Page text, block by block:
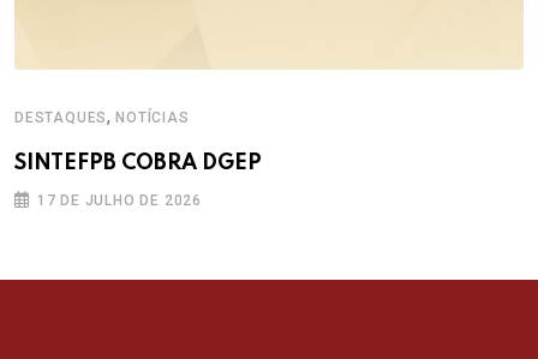
DESTAQUES,NOTÍCIAS
SINTEFPB COBRA DGEP
17 DE JULHO DE 2026